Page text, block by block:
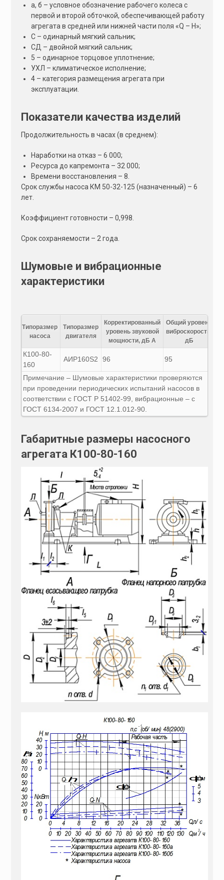
а, б – условное обозначение рабочего колеса с
первой и второй обточкой, обеспечивающей работу
агрегата в средней или нижней части поля «Q – Н»;
С – одинарный мягкий сальник;
СД – двойной мягкий сальник;
5 – одинарное торцовое уплотнение;
УХЛ – климатическое исполнение;
4 – категория размещения агрегата при
эксплуатации.
Показатели качества изделий
Продолжительность в часах (в среднем):
Наработки на отказ – 6 000;
Ресурса до капремонта – 32 000;
Времени восстановления – 8.
Срок службы насоса КМ 50-32-125 (назначенный) – 6
лет.
Коэффициент готовности – 0,998.
Срок сохраняемости – 2 года.
Шумовые и вибрационные
характеристики
Типоразмер
насоса
Типоразмер
двигателя
Корректированный
уровень звуковой
мощности, дБ А
Общий уровень
виброскорости,
дБ
К100-80-
160
АИР160S2 96 95
Примечание – Шумовые характеристики проверяются
при проведении периодических испытаний насосов в
соответствии с ГОСТ Р 51402-99, вибрационные – с
ГОСТ 6134-2007 и ГОСТ 12.1.012-90.
Габаритные размеры насосного
агрегата К100-80-160